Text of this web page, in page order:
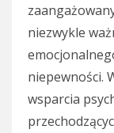
niezwykle
niepewności.
wsparcia